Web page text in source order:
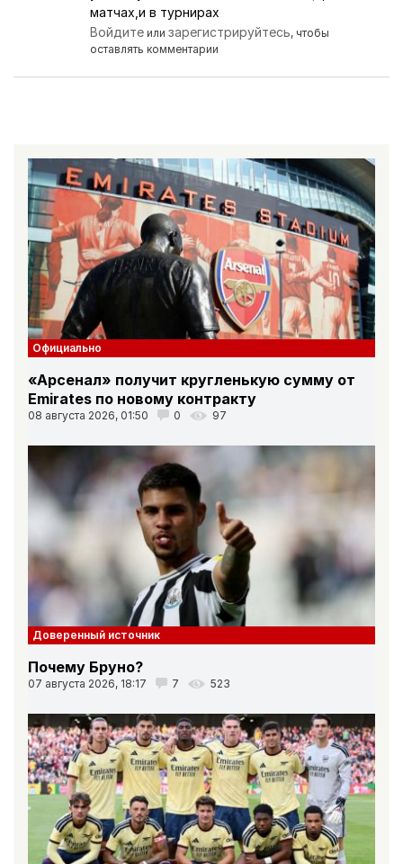
матчах,и в турнирах
Войдите илизарегистрируйтесь, чтобы
оставлять комментарии
Официально
«Арсенал» получит кругленькую сумму от
Emirates по новому контракту
08 августа 2026, 01:50 0 97
Доверенный источник
Почему Бруно?
07 августа 2026, 18:17 7 523